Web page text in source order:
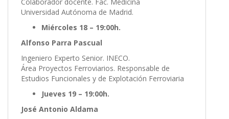
Universidad Autónoma de Madrid.
Miércoles 18 – 19:00h.
Alfonso Parra Pascual
Ingeniero Experto Senior. INECO.
Área Proyectos Ferroviarios. Responsable de
Estudios Funcionales y de Explotación Ferroviaria
Jueves 19 – 19:00h.
José Antonio Aldama